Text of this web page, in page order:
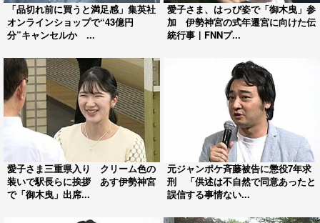
「品切れ前に買うと満足感」集英社
オンラインショップで“43億円
分”キャンセルか ...
愛子さま、はっぴ姿で「御木曳」参
加 伊勢神宮の式年遷宮に向けた伝
統行事｜FNNプ...
愛子さま三重県入り クリーム色の
装いで駅長らに挨拶 あす伊勢神宮
で「御木曳」出席...
元ジャンポケ斉藤被告に懲役7年求
刑 「供述は不自然で同意あったと
誤信する事情ない...